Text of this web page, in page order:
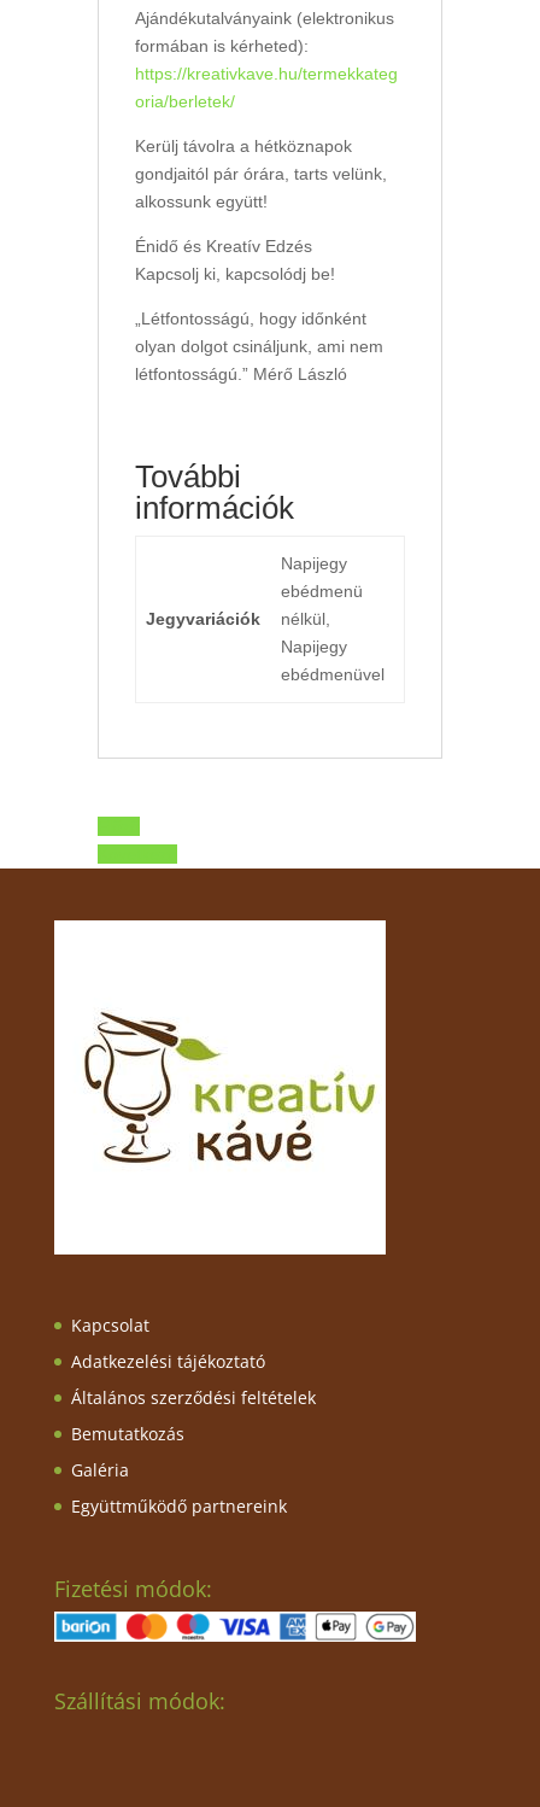
Ajándékutalványaink (elektronikus
formában is kérheted):
https://kreativkave.hu/termekkateg
oria/berletek/
Kerülj távolra a hétköznapok
gondjaitól pár órára, tarts velünk,
alkossunk együtt!
Énidő és Kreatív Edzés
Kapcsolj ki, kapcsolódj be!
„Létfontosságú, hogy időnként
olyan dolgot csináljunk, ami nem
létfontosságú.” Mérő László
További
információk
Jegyvariációk
Napijegy
ebédmenü
nélkül,
Napijegy
ebédmenüvel
Kapcsolat
Adatkezelési tájékoztató
Általános szerződési feltételek
Bemutatkozás
Galéria
Együttműködő partnereink
Fizetési módok:
Szállítási módok: